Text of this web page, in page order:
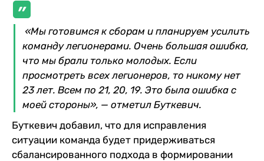
«Мы готовимся к сборам и планируем усилить
команду легионерами. Очень большая ошибка,
что мы брали только молодых. Если
просмотреть всех легионеров, то никому нет
23 лет. Всем по 21, 20, 19. Это была ошибка с
моей стороны», — отметил Буткевич.
Буткевич добавил, что для исправления
ситуации команда будет придерживаться
сбалансированного подхода в формировании